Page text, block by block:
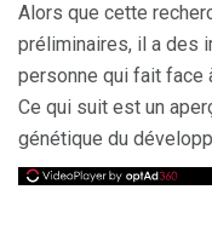
Alors que cette
préliminaires, il a des
personne qui fait face
Ce qui suit est un
génétique du